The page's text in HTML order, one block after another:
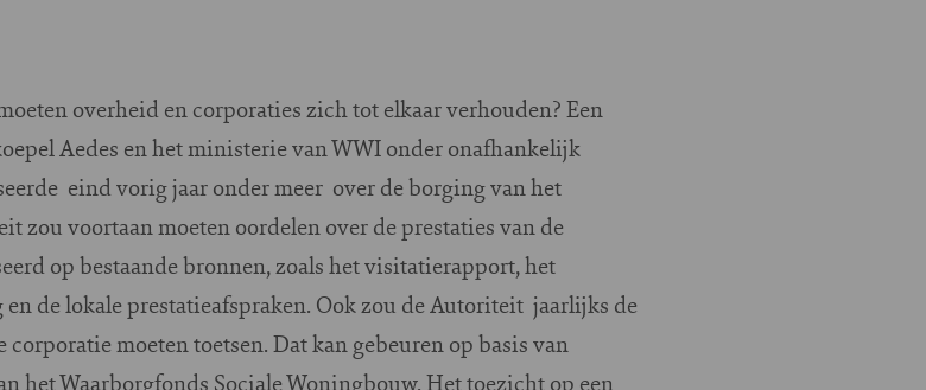
overheid en corporaties zich tot elkaar verhouden? Een
Aedes en het ministerie van WWI onder onafhankelijk
eind vorig jaar onder meer over de borging van het
zou voortaan moeten oordelen over de prestaties van de
op bestaande bronnen, zoals het visitatierapport, het
de lokale prestatieafspraken. Ook zou de Autoriteit jaarlijks de
moeten toetsen. Dat kan gebeuren op basis van
het Waarborgfonds Sociale Woningbouw. Het toezicht op een